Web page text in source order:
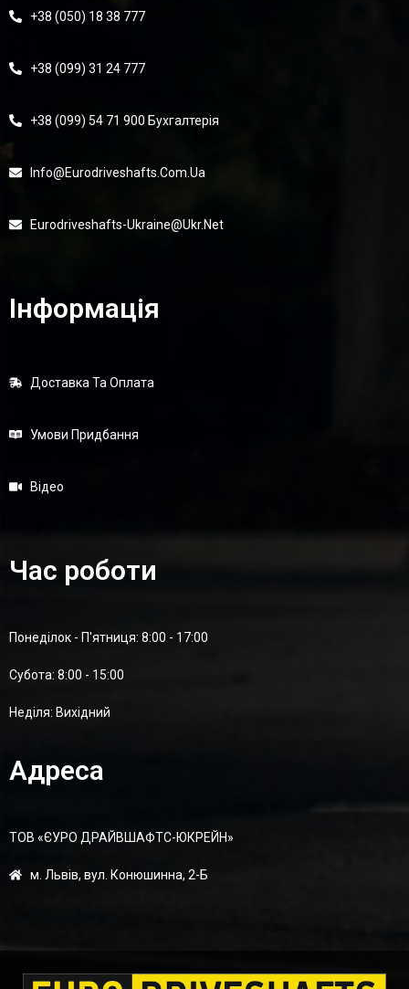
+38 (050) 18 38 777
+38 (099) 31 24 777
+38 (099) 54 71 900 Бухгалтерія
Info@eurodriveshafts.com.ua
Eurodriveshafts-Ukraine@ukr.net
Інформація
Доставка Та Оплата
Умови Придбання
Відео
Час роботи
Понеділок - П'ятниця: 8:00 - 17:00
Суботa: 8:00 - 15:00
Неділя: Вихідний
Адреса
ТОВ «ЄУРО ДРАЙВШАФТC-ЮКРЕЙН»
м. Львів, вул. Конюшинна, 2-Б